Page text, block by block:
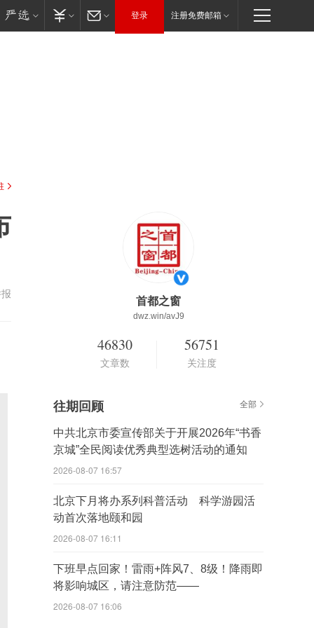
登录 注册免费邮箱
首都之窗
dwz.win/avJ9
46830
文章数
56751
关注度
往期回顾 全部
中共北京市委宣传部关于开展2026年“书香
京城”全民阅读优秀典型选树活动的通知
2026-08-07 16:57
北京下月将办系列科普活动 科学游园活
动首次落地颐和园
2026-08-07 16:11
下班早点回家！雷雨+阵风7、8级！降雨即
将影响城区，请注意防范——
2026-08-07 16:06